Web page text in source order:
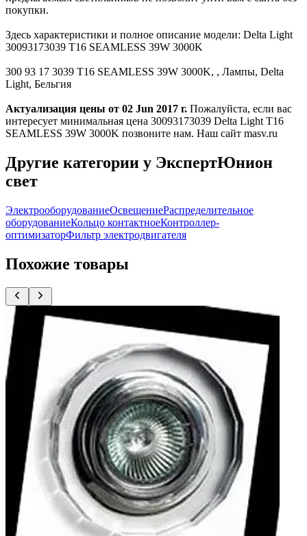
покупки.
Здесь характеристики и полное описание модели: Delta Light
30093173039 T16 SEAMLESS 39W 3000K
300 93 17 3039 T16 SEAMLESS 39W 3000K, , Лампы, Delta
Light, Бельгия
Актуализация цены от 02 Jun 2017 г. Пожалуйста, если вас
интересует минимальная цена 30093173039 Delta Light T16
SEAMLESS 39W 3000K позвоните нам. Наш сайт masv.ru
Другие категории у ЭкспертЮнион
свет
ЭлектрооборудованиеОсвещениеРаспределительное
оборудованиеКольцо контактноеКонтроллер-
оптимизаторФильтр электродвигателя
Похожие товары